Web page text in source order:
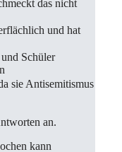
das nicht
und hat
Schüler
sie Antisemitismus
an.
kann